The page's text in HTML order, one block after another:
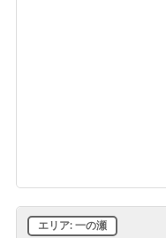
エリア: 一の瀬